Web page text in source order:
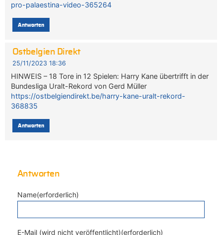
pro-palaestina-video-365264
Antworten
Ostbelgien Direkt
25/11/2023 18:36
HINWEIS – 18 Tore in 12 Spielen: Harry Kane übertrifft in der
Bundesliga Uralt-Rekord von Gerd Müller
https://ostbelgiendirekt.be/harry-kane-uralt-rekord-
368835
Antworten
Antworten
Name(erforderlich)
E-Mail (wird nicht veröffentlicht)(erforderlich)